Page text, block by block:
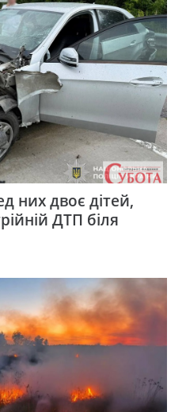
них двоє дітей,
ДТП біля